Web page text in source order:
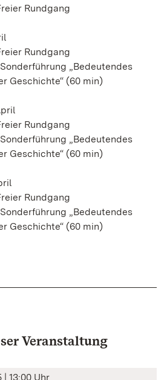
Rundgang
Rundgang
„Bedeutendes
Geschichte“ (60 min)
Rundgang
„Bedeutendes
Geschichte“ (60 min)
Rundgang
„Bedeutendes
Geschichte“ (60 min)
Veranstaltung
13:00 Uhr